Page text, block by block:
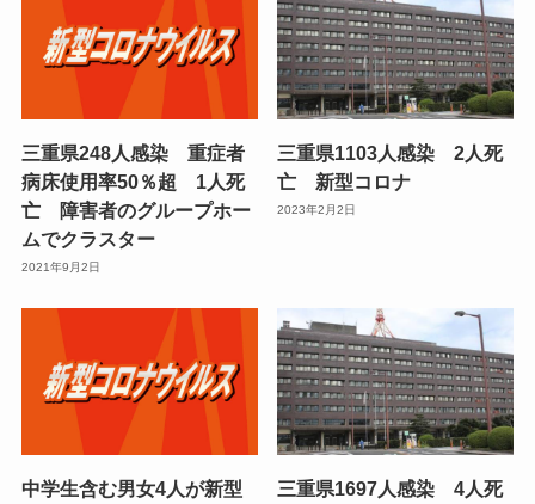
三重県248人感染 重症者
病床使用率50％超 1人死
亡 障害者のグループホー
ムでクラスター
2021年9月2日
三重県1103人感染 2人死
亡 新型コロナ
2023年2月2日
中学生含む男女4人が新型
三重県1697人感染 4人死